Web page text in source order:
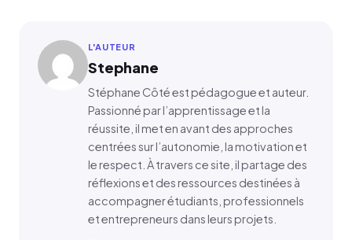
L'AUTEUR
Stephane
Stéphane Côté est pédagogue et auteur.
Passionné par l’apprentissage et la
réussite, il met en avant des approches
centrées sur l’autonomie, la motivation et
le respect. À travers ce site, il partage des
réflexions et des ressources destinées à
accompagner étudiants, professionnels
et entrepreneurs dans leurs projets.